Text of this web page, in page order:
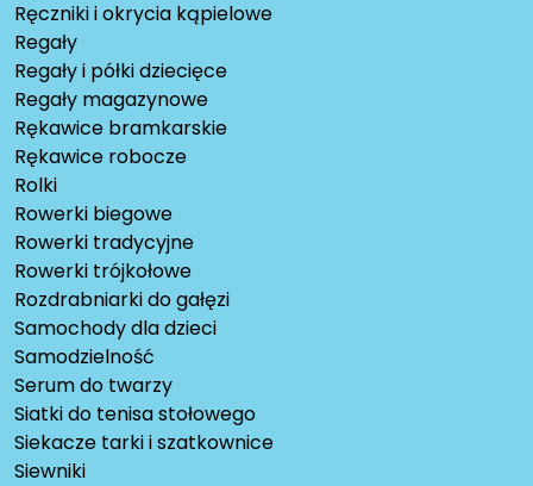
Ręczniki i okrycia kąpielowe
Regały
Regały i półki dziecięce
Regały magazynowe
Rękawice bramkarskie
Rękawice robocze
Rolki
Rowerki biegowe
Rowerki tradycyjne
Rowerki trójkołowe
Rozdrabniarki do gałęzi
Samochody dla dzieci
Samodzielność
Serum do twarzy
Siatki do tenisa stołowego
Siekacze tarki i szatkownice
Siewniki